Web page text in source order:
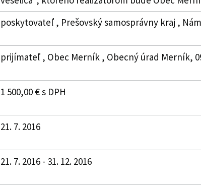
poskytovateľ , Prešovský samosprávny kraj ,
prijímateľ , Obec Merník , Obecný úrad Merník,
1 500,00 € s DPH
21. 7. 2016
21. 7. 2016 - 31. 12. 2016